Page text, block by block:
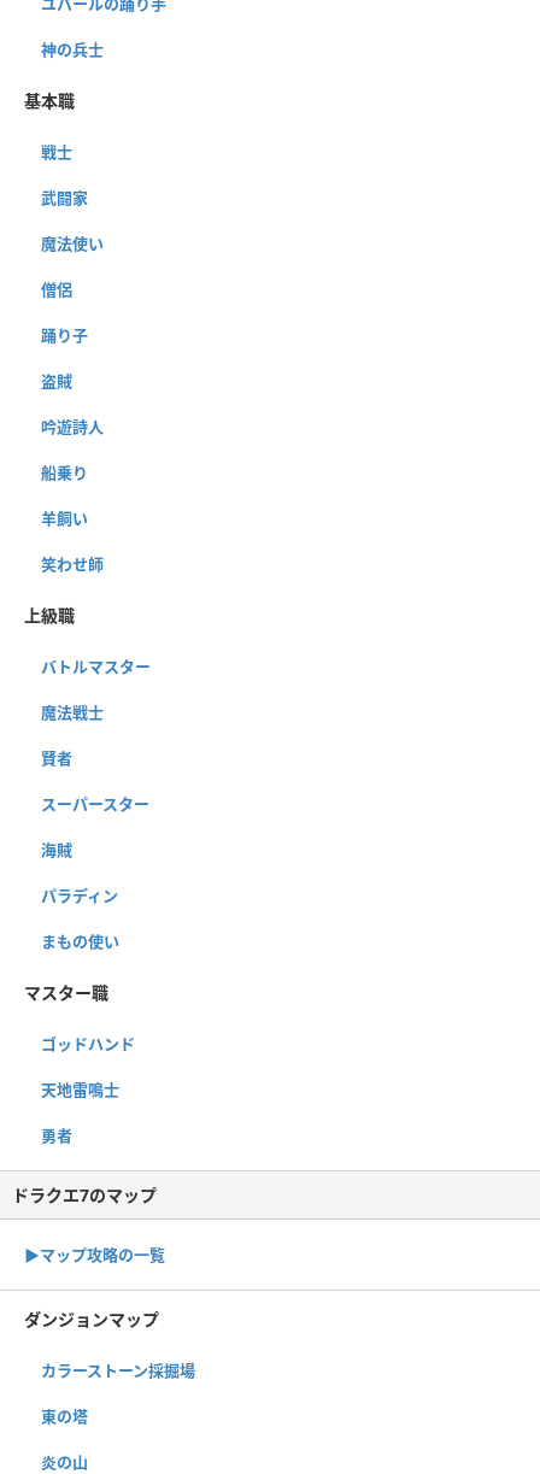
神の兵士
基本職
戦士
武闘家
魔法使い
僧侶
踊り子
盗賊
吟遊詩人
船乗り
羊飼い
笑わせ師
上級職
バトルマスター
魔法戦士
賢者
スーパースター
海賊
パラディン
まもの使い
マスター職
ゴッドハンド
天地雷鳴士
勇者
ドラクエ7のマップ
▶︎マップ攻略の一覧
ダンジョンマップ
カラーストーン採掘場
東の塔
炎の山